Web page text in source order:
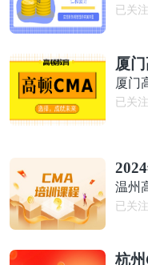
已关注
厦
厦门
已关注
温州
已关注
杭